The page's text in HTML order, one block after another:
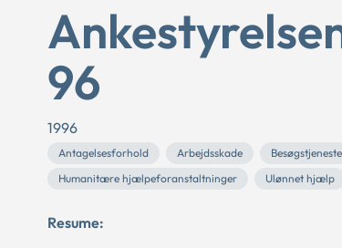
96
1996
Antagelsesforhold Arbejdsskade Besøgstjeneste
Humanitære hjælpeforanstaltninger
Ulønnet hjælp
Resume: